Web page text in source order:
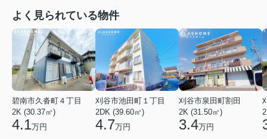
よく見られている物件
碧南市久沓町４丁目
2K (30.37㎡)
4.1万円
刈谷市池田町１丁目
2DK (39.60㎡)
4.7万円
刈谷市泉田町割田
2K (31.50㎡)
3.4万円